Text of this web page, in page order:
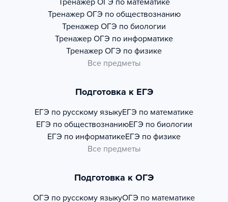
Тренажер ОГЭ по математике
Тренажер ОГЭ по обществознанию
Тренажер ОГЭ по биологии
Тренажер ОГЭ по информатике
Тренажер ОГЭ по физике
Все предметы
Подготовка к ЕГЭ
ЕГЭ по русскому языкуЕГЭ по математике
ЕГЭ по обществознаниюЕГЭ по биологии
ЕГЭ по информатикеЕГЭ по физике
Все предметы
Подготовка к ОГЭ
ОГЭ по русскому языкуОГЭ по математике